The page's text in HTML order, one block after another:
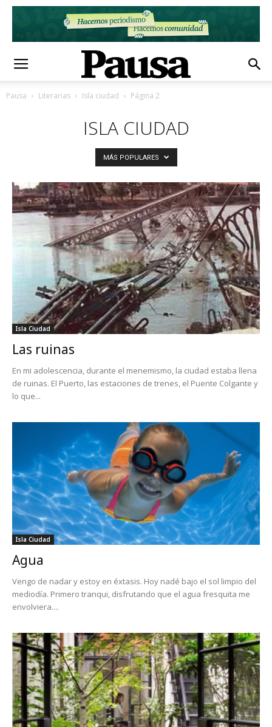
Pausa Literarias Isla ciudad Página 2
ISLA CIUDAD
MÁS POPULARES
Isla Ciudad
Las ruinas
En mi adolescencia, durante el menemismo, la ciudad estaba llena
de ruinas. El Puerto, las estaciones de trenes, el Puente Colgante y
lo que...
Isla Ciudad
Agua
Vengo de nadar y estoy en éxtasis. Hoy nadé bajo el sol limpio del
mediodía. Primero tranqui, disfrutando que el agua fresquita me
envolviera....